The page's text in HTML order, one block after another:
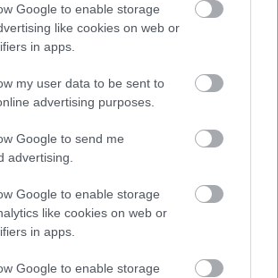
Google to enable storage
like cookies on web or
in apps.
my user data to be sent to
advertising purposes.
Google to send me
advertising.
Google to enable storage
like cookies on web or
in apps.
Google to enable storage
Közös gyakorlatot tartottak Nógrád és
Pest területi védelmi bizottságai
Amire többmillióan vártunk: szombattól
másodfokúra csökken a riasztás